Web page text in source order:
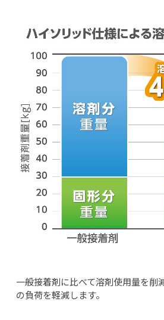
⼀般接着剤に比べて溶剤使⽤量を削
の負荷を軽減します。